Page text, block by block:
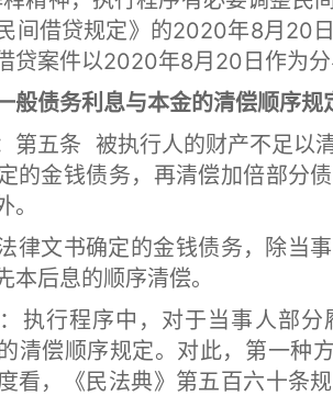
间借贷规定》的2020年8月20
贷案件以2020年8月20日作为分
债务利息与本金的清偿顺序规
五条 被执行人的财产不足以
的金钱债务，再清偿加倍部分
文书确定的金钱债务，除当事
本后息的顺序清偿。
行程序中，对于当事人部分
清偿顺序规定。对此，第一种
看，《民法典》第五百六十条